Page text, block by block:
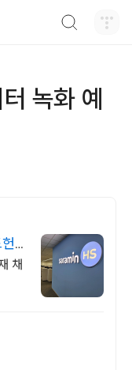
녹화 예
채